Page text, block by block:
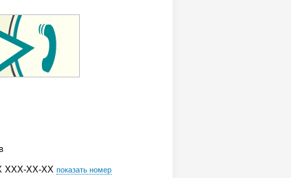
ХХХ-ХХ-ХХ показать номер